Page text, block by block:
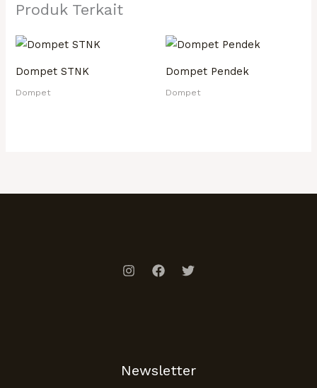
Produk Terkait
Dompet STNK
Dompet
Dompet Pendek
Dompet
Newsletter